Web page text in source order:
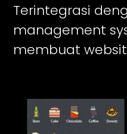
Terintegrasi
management
membuat